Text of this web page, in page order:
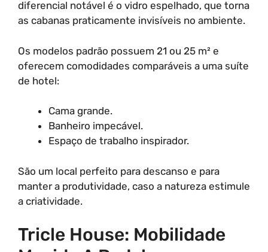
diferencial notável é o vidro espelhado, que torna
as cabanas praticamente invisíveis no ambiente.
Os modelos padrão possuem 21 ou 25 m² e
oferecem comodidades comparáveis a uma suíte
de hotel:
Cama grande.
Banheiro impecável.
Espaço de trabalho inspirador.
São um local perfeito para descanso e para
manter a produtividade, caso a natureza estimule
a criatividade.
Tricle House: Mobilidade